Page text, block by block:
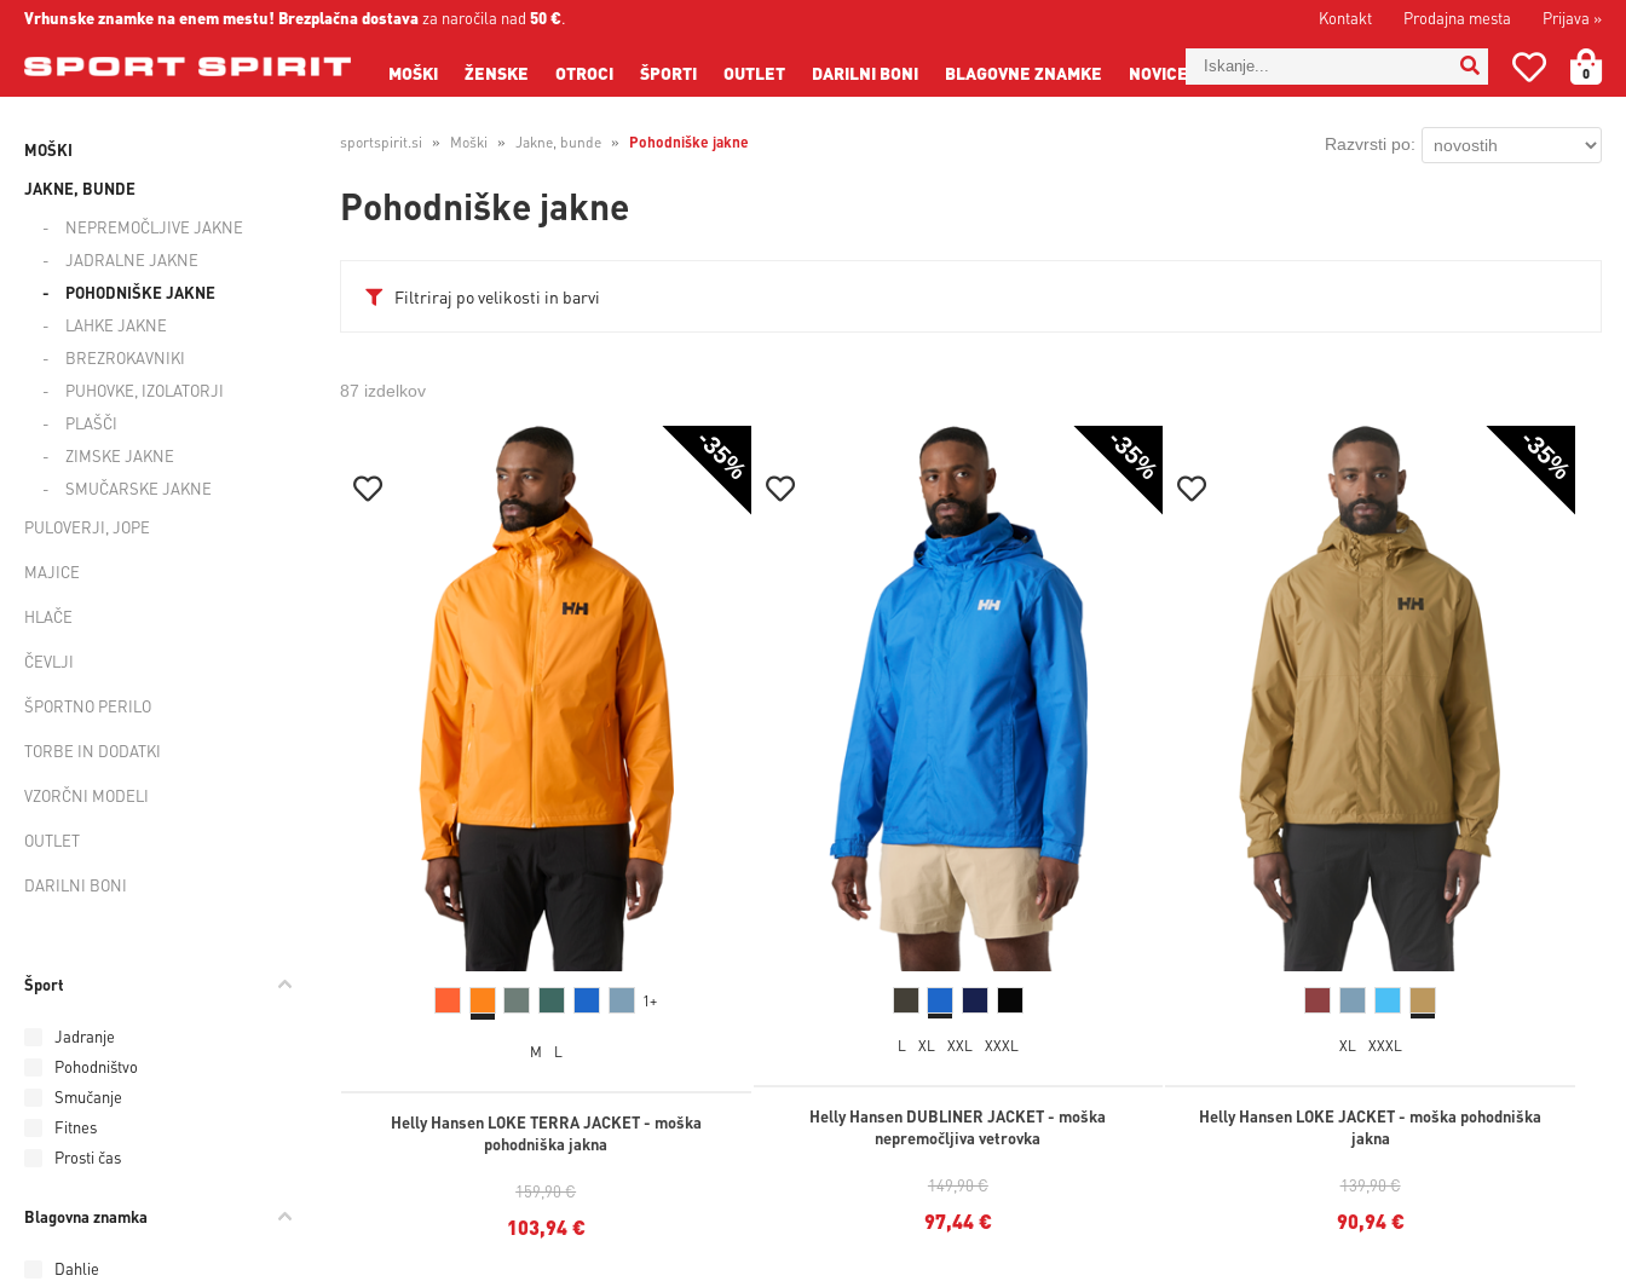
Prijava »
Kontakt Prodajna mesta
Vrhunske znamke na enem mestu! Brezplačna dostavaza naročila nad 50 €.
0
MOŠKI ŽENSKE OTROCI ŠPORTI OUTLET DARILNI BONI BLAGOVNE ZNAMKE NOVICE
MOŠKI
JAKNE, BUNDE
NEPREMOČLJIVE JAKNE
JADRALNE JAKNE
POHODNIŠKE JAKNE
LAHKE JAKNE
BREZROKAVNIKI
PUHOVKE, IZOLATORJI
PLAŠČI
ZIMSKE JAKNE
SMUČARSKE JAKNE
PULOVERJI, JOPE
MAJICE
HLAČE
ČEVLJI
ŠPORTNO PERILO
TORBE IN DODATKI
VZORČNI MODELI
OUTLET
DARILNI BONI
Šport
Jadranje
Pohodništvo
Smučanje
Fitnes
Prosti čas
Blagovna znamka
Dahlie
sportspirit.si Moški Jakne, bunde Pohodniške jakne Razvrsti po:
Pohodniške jakne
Filtriraj po velikosti in barvi
87 izdelkov
-35%
1+
M L
Helly Hansen LOKE TERRA JACKET - moška
pohodniška jakna
159,90 €
103,94 €
-35%
L XL XXL XXXL
Helly Hansen DUBLINER JACKET - moška
nepremočljiva vetrovka
149,90 €
97,44 €
-35%
XL XXXL
Helly Hansen LOKE JACKET - moška pohodniška
jakna
139,90 €
90,94 €